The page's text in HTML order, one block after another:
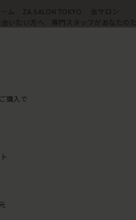
ーム ZA SALON TOKYO
坐サロン
いたい方へ 専門スタッフがあなたの
購入で